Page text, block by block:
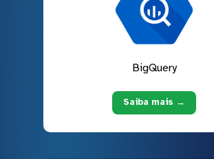
BigQuery
Saiba mais →